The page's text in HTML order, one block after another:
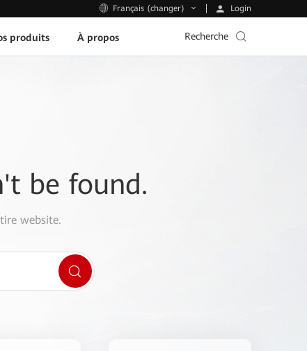
Français (changer) Login
produits À propos Recherche
be found.
website.